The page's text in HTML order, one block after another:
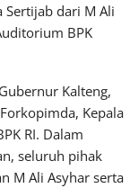
dari M Ali
BPK
Kalteng,
Kepala
RI. Dalam
seluruh pihak
M Ali Asyhar serta